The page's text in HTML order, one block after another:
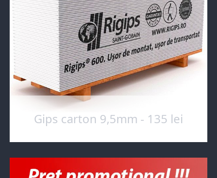
Gips carton 9,5mm - 135 lei